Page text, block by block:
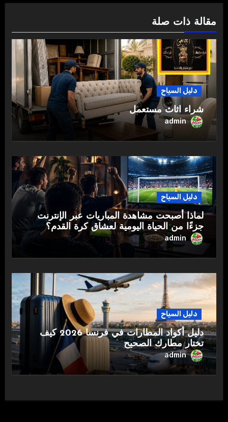
مقالة ذات صلة
دليل السياح
شراء اثاث مستعمل
admin
دليل السياح
لماذا أصبحت مشاهدة المباريات عبر الإنترنت
جزءًا من الحياة اليومية لعشاق كرة القدم؟
admin
دليل السياح
دليل أكواد المطارات في فرنسا 2026 كيف
تختار مطارك الصحيح
admin